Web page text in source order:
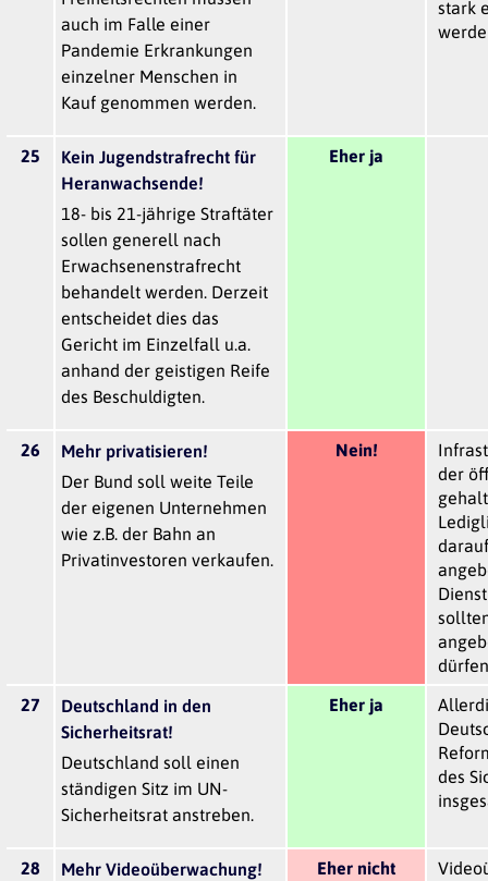
auch im Falle einer
Pandemie Erkrankungen
einzelner Menschen in
Kauf genommen werden.
stark
25
Kein Jugendstrafrecht für
Heranwachsende!
18- bis 21-jährige Straftäter
sollen generell nach
Erwachsenenstrafrecht
behandelt werden. Derzeit
entscheidet dies das
Gericht im Einzelfall u.a.
anhand der geistigen Reife
des Beschuldigten.
Eher ja
26
Mehr privatisieren!
Der Bund soll weite Teile
der eigenen Unternehmen
wie z.B. der Bahn an
Privatinvestoren verkaufen.
Nein!
der
27
Deutschland in den
Sicherheitsrat!
Deutschland soll einen
ständigen Sitz im UN-
Sicherheitsrat anstreben.
Eher ja
des
28
Mehr Videoüberwachung!
Eher nicht